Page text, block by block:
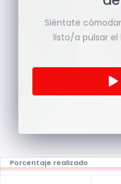
Siéntate
listo/a pulsar
Porcentaje realizado